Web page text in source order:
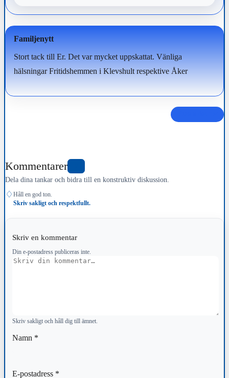
Familjenytt
Stort tack till Er. Det var mycket uppskattat. Vänliga
hälsningar Fritidshemmen i Klevshult respektive Åker
Kommentarer
Dela dina tankar och bidra till en konstruktiv diskussion.
♢ Håll en god ton.
Skriv sakligt och respektfullt.
Skriv en kommentar
Din e-postadress publiceras inte.
Kommentar
Skriv sakligt och håll dig till ämnet.
Namn *
E-postadress *